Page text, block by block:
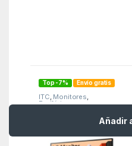
Añadir
Top -7% Envío gratis
ITC, Monitores,
Periféricos